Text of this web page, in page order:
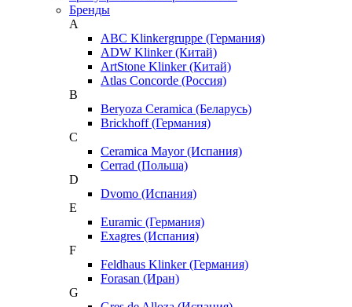
Бренды
A
ABC Klinkergruppe (Германия)
ADW Klinker (Китай)
ArtStone Klinker (Китай)
Atlas Concorde (Россия)
B
Beryoza Ceramica (Беларусь)
Brickhoff (Германия)
C
Ceramica Mayor (Испания)
Cerrad (Польша)
D
Dvomo (Испания)
E
Euramic (Германия)
Exagres (Испания)
F
Feldhaus Klinker (Германия)
Forasan (Иран)
G